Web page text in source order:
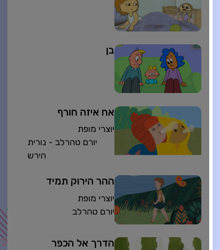
בן
אח איזה חורף
יוצרי מופת
יורם טהרלב - נורית
הירש
ההר הירוק תמיד
יוצרי מופת
יורם טהרלב
הדרך אל הכפר